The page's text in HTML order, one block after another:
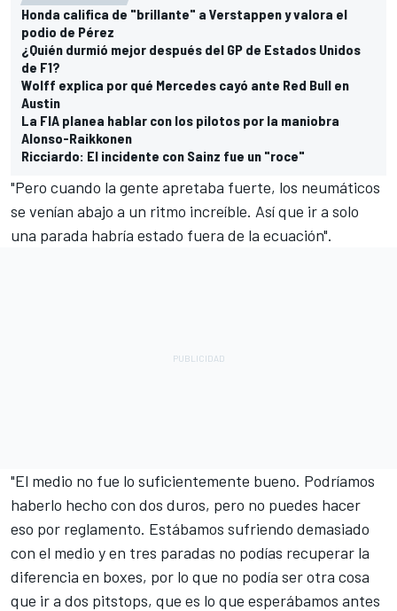
Honda califica de "brillante" a Verstappen y valora el
podio de Pérez
¿Quién durmió mejor después del GP de Estados Unidos
de F1?
Wolff explica por qué Mercedes cayó ante Red Bull en
Austin
La FIA planea hablar con los pilotos por la maniobra
Alonso-Raikkonen
Ricciardo: El incidente con Sainz fue un "roce"
"Pero cuando la gente apretaba fuerte, los neumáticos
se venían abajo a un ritmo increíble. Así que ir a solo
una parada habría estado fuera de la ecuación".
"El medio no fue lo suficientemente bueno. Podríamos
haberlo hecho con dos duros, pero no puedes hacer
eso por reglamento. Estábamos sufriendo demasiado
con el medio y en tres paradas no podías recuperar la
diferencia en boxes, por lo que no podía ser otra cosa
que ir a dos pitstops, que es lo que esperábamos antes